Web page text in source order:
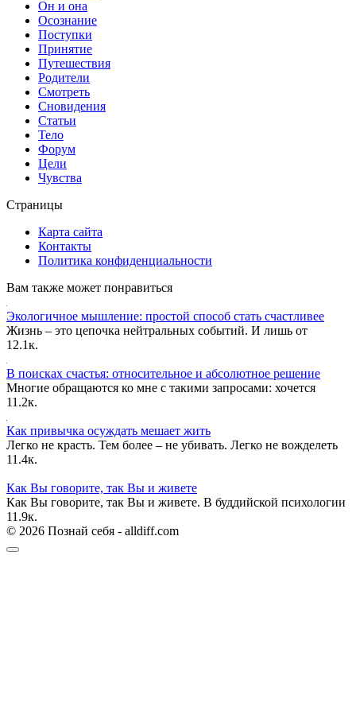
Он и она
Осознание
Поступки
Принятие
Путешествия
Родители
Смотреть
Сновидения
Статьи
Тело
Форум
Цели
Чувства
Страницы
Карта сайта
Контакты
Политика конфиденциальности
Вам также может понравиться
Экологичное мышление: простой способ стать счастливее
Жизнь – это цепочка нейтральных событий. И лишь от
1 2.1к.
В поисках счастья: относительное и абсолютное решение
Многие обращаются ко мне с такими запросами: хочется
11.2к.
Как привычка осуждать мешает жить
Легко не красть. Тем более – не убивать. Легко не вожделеть
11.4к.
Как Вы говорите, так Вы и живете
Как Вы говорите, так Вы и живете. В буддийской психологии
11.9к.
© 2026 Познай себя - alldiff.com